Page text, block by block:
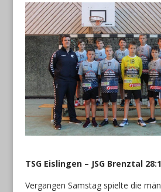
TSG Eislingen – JSG Brenztal
Vergangen Samstag spielte die